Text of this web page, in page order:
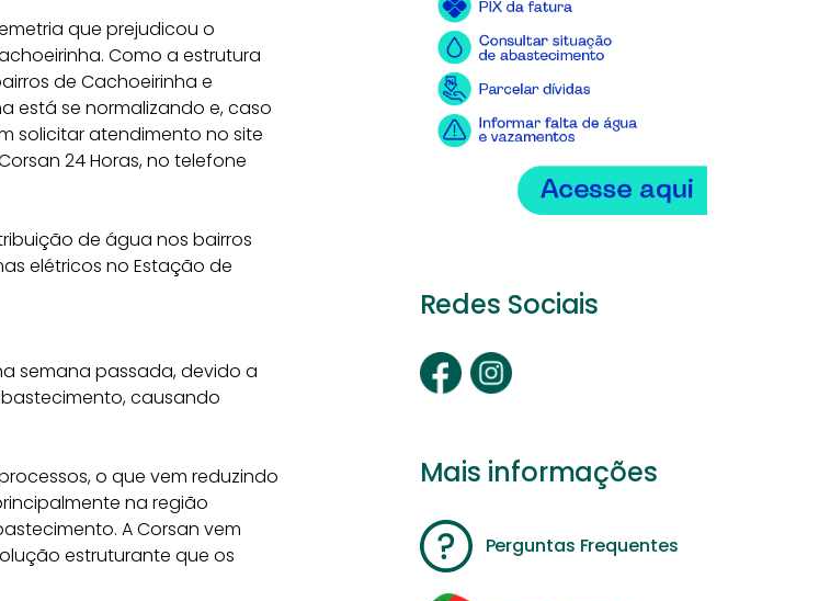
que prejudicou o
Como a estrutura
de Cachoeirinha e
está se normalizando e, caso
solicitar atendimento no site
24 Horas, no telefone
de água nos bairros
elétricos no Estação de
semana passada, devido a
causando
o que vem reduzindo
na região
ACorsan vem
estruturante que os
Redes Sociais
Mais informações
Perguntas Frequentes